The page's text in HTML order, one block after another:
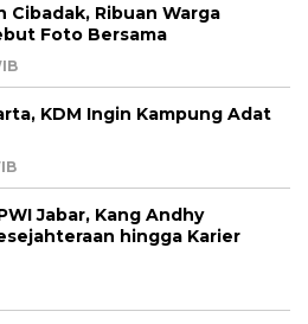
Cibadak, Ribuan Warga
Foto Bersama
KDM Ingin Kampung Adat
Jabar, Kang Andhy
hingga Karier